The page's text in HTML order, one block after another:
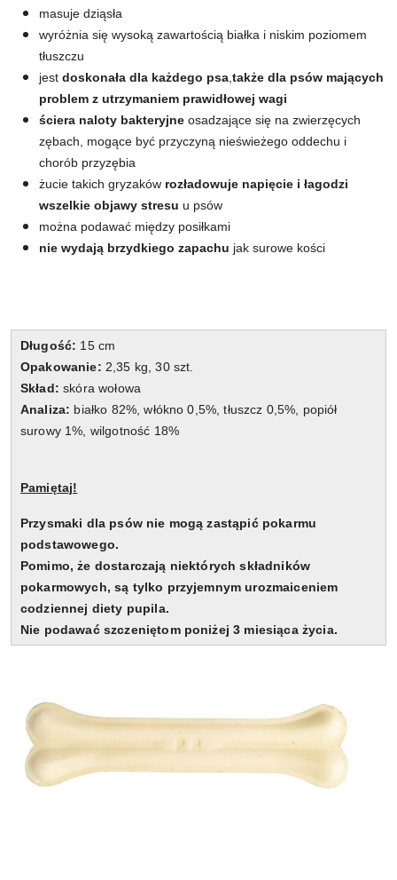
masuje dziąsła
wyróżnia się wysoką zawartością białka i niskim poziomem
tłuszczu
jest doskonała dla każdego psa także dla psów mających
problem z utrzymaniem prawidłowej wagi
ściera naloty bakteryjne osadzające się na zwierzęcych
zębach, mogące być przyczyną nieświeżego oddechu i
chorób przyzębia
żucie takich gryzaków rozładowuje napięcie i łagodzi
wszelkie objawy stresu u psów
można podawać między posiłkami
nie wydają brzydkiego zapachu jak surowe kości
Długość: 15 cm
Opakowanie: 2,35 kg, 30 szt.
Skład: skóra wołowa
Analiza: białko 82%, włókno 0,5%, tłuszcz 0,5%, popiół
surowy 1%, wilgotność 18%
Pamiętaj!
Przysmaki dla psów nie mogą zastąpić pokarmu
podstawowego.
Pomimo, że dostarczają niektórych składników
pokarmowych, są tylko przyjemnym urozmaiceniem
codziennej diety pupila.
Nie podawać szczeniętom poniżej 3 miesiąca życia.